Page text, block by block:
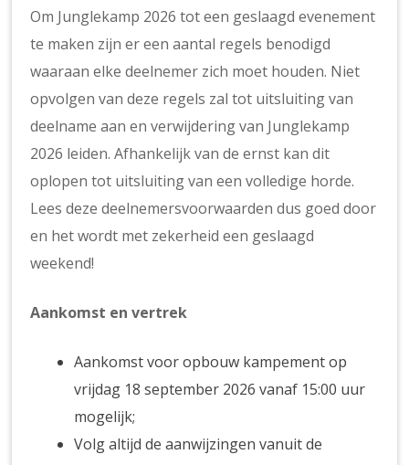
Om Junglekamp 2026 tot een geslaagd evenement
te maken zijn er een aantal regels benodigd
waaraan elke deelnemer zich moet houden. Niet
opvolgen van deze regels zal tot uitsluiting van
deelname aan en verwijdering van Junglekamp
2026 leiden. Afhankelijk van de ernst kan dit
oplopen tot uitsluiting van een volledige horde.
Lees deze deelnemersvoorwaarden dus goed door
en het wordt met zekerheid een geslaagd
weekend!
Aankomst en vertrek
Aankomst voor opbouw kampement op
vrijdag 18 september 2026 vanaf 15:00 uur
mogelijk;
Volg altijd de aanwijzingen vanuit de